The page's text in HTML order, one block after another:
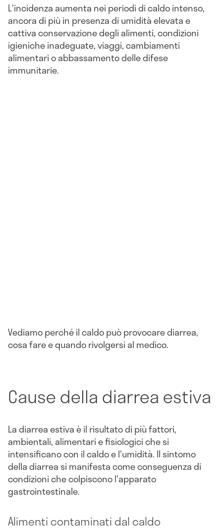
L'incidenza aumenta nei periodi di caldo intenso,
ancora di più in presenza di umidità elevata e
cattiva conservazione degli alimenti, condizioni
igieniche inadeguate, viaggi, cambiamenti
alimentari o abbassamento delle difese
immunitarie.
Vediamo perché il caldo può provocare diarrea,
cosa fare e quando rivolgersi al medico.
Cause della diarrea estiva
La diarrea estiva è il risultato di più fattori,
ambientali, alimentari e fisiologici che si
intensificano con il caldo e l'umidità. Il sintomo
della diarrea si manifesta come conseguenza di
condizioni che colpiscono l'apparato
gastrointestinale.
Alimenti contaminati dal caldo